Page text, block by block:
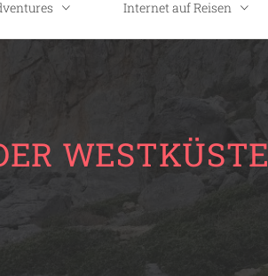
Internet auf Reisen
WESTKÜSTE